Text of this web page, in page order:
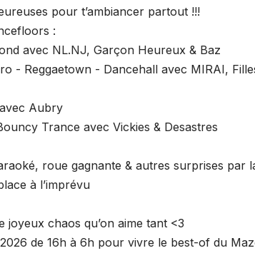
pour t’ambiancer partout !!!
:
avec NL.NJ, Garçon Heureux & Baz
- Reggaetown - Dancehall avec MIRAI,
Aubry
Trance avec Vickies & Desastres
roue gagnante & autres surprises par
à l’imprévu
chaos qu’on aime tant <3
de 16h à 6h pour vivre le best-of du